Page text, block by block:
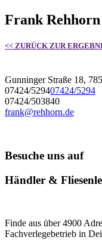
Frank Rehhorn
<< ZURÜCK ZUR
Gunninger Straße 18,
07424/529407424/5294
07424/503840
frank@rehhorn.de
Besuche uns auf
Händler &
Finde aus über 4900
Fachverlegebetrieb in